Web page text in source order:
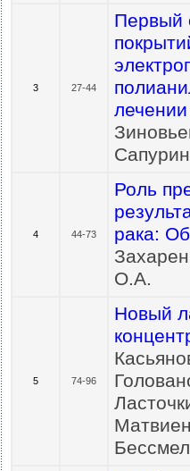
3 27-44
Первый
4 44-73
Роль
рака:
О.А.
5 74-96
Новый